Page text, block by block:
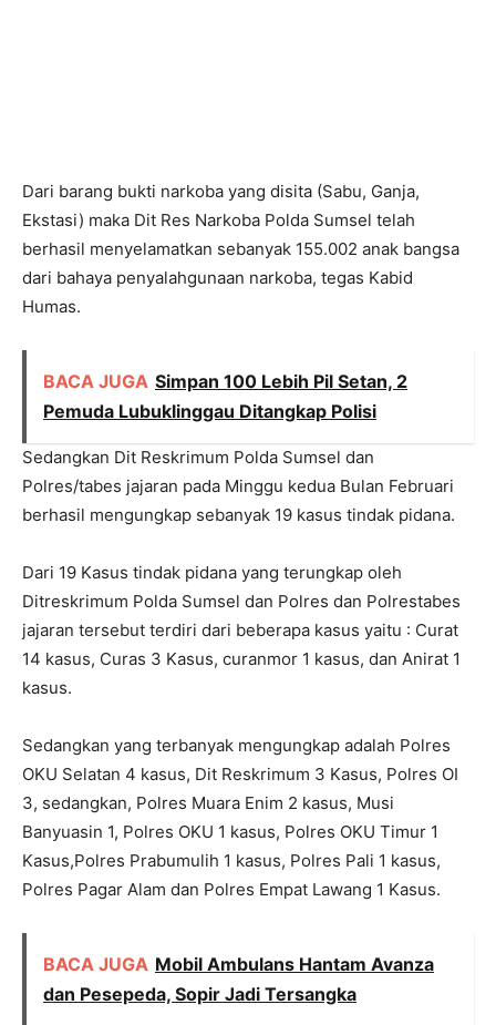
Dari barang bukti narkoba yang disita (Sabu, Ganja,
Ekstasi) maka Dit Res Narkoba Polda Sumsel telah
berhasil menyelamatkan sebanyak 155.002 anak bangsa
dari bahaya penyalahgunaan narkoba, tegas Kabid
Humas.
BACA JUGA Simpan 100 Lebih Pil Setan, 2
Pemuda Lubuklinggau Ditangkap Polisi
Sedangkan Dit Reskrimum Polda Sumsel dan
Polres/tabes jajaran pada Minggu kedua Bulan Februari
berhasil mengungkap sebanyak 19 kasus tindak pidana.
Dari 19 Kasus tindak pidana yang terungkap oleh
Ditreskrimum Polda Sumsel dan Polres dan Polrestabes
jajaran tersebut terdiri dari beberapa kasus yaitu : Curat
14 kasus, Curas 3 Kasus, curanmor 1 kasus, dan Anirat 1
kasus.
Sedangkan yang terbanyak mengungkap adalah Polres
OKU Selatan 4 kasus, Dit Reskrimum 3 Kasus, Polres OI
3, sedangkan, Polres Muara Enim 2 kasus, Musi
Banyuasin 1, Polres OKU 1 kasus, Polres OKU Timur 1
Kasus,Polres Prabumulih 1 kasus, Polres Pali 1 kasus,
Polres Pagar Alam dan Polres Empat Lawang 1 Kasus.
BACA JUGA Mobil Ambulans Hantam Avanza
dan Pesepeda, Sopir Jadi Tersangka